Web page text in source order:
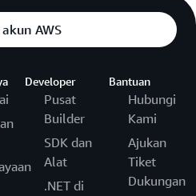
AWS
Developer
Pusat
Builder
SDK dan
Alat
.NET di
Bantuan
Hubungi
Kami
Ajukan
Tiket
Dukungan